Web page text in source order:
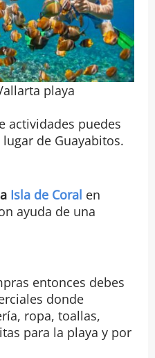
playa
actividades puedes
de Guayabitos.
Isla de Coral en
ayuda de una
entonces debes
donde
ropa, toallas,
para la playa y por